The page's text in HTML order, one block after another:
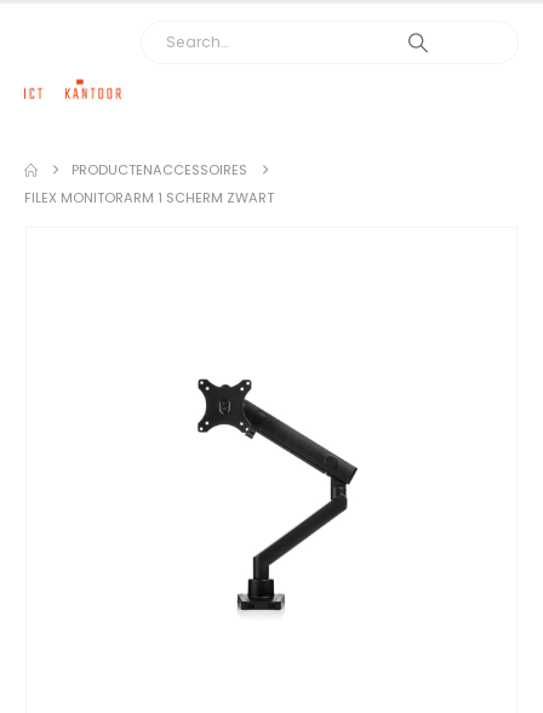
PRODUCTENACCESSOIRES
FILEX MONITORARM 1 SCHERM ZWART